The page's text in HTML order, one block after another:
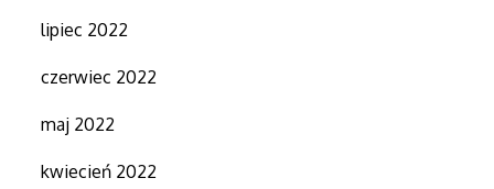
lipiec 2022
czerwiec 2022
maj 2022
kwiecień 2022